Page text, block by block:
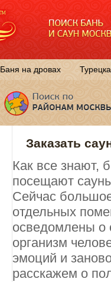
Баня на дровах
Заказать
Как все знают,
посещают
Сейчас
отдельных
осведомлены о
организм
эмоций и
расскажем о